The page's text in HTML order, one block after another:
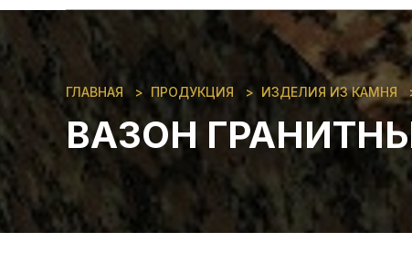
ГЛАВНАЯ ПРОДУКЦИЯ ИЗДЕЛИЯ ИЗ КАМНЯ
ВАЗОН